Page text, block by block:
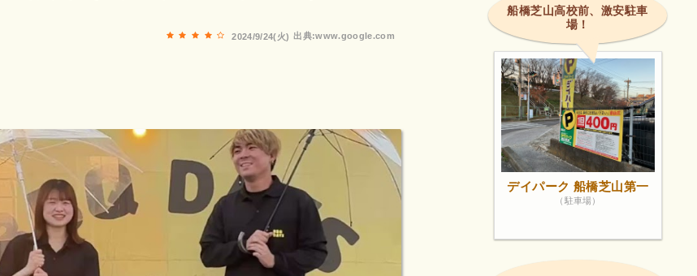
出典:www.google.com
2024/9/24(火)
船橋芝山高校前、激安駐車
場！
デイパーク 船橋芝山第一
（駐車場）